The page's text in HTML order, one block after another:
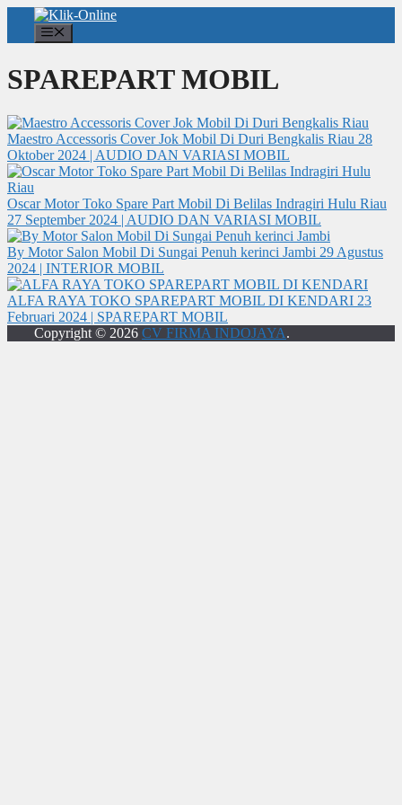
Langsung
isi
SPAREPART MOBIL
Maestro Accessoris Cover Jok Mobil Di Duri Bengkalis Riau 28
Oktober 2024 | AUDIO DAN VARIASI MOBIL
Oscar Motor Toko Spare Part Mobil Di Belilas Indragiri Hulu Riau
27 September 2024 | AUDIO DAN VARIASI MOBIL
By Motor Salon Mobil Di Sungai Penuh kerinci Jambi 29 Agustus
2024 | INTERIOR MOBIL
ALFA RAYA TOKO SPAREPART MOBIL DI KENDARI 23
Februari 2024 | SPAREPART MOBIL
Copyright © 2026 CV FIRMA INDOJAYA.